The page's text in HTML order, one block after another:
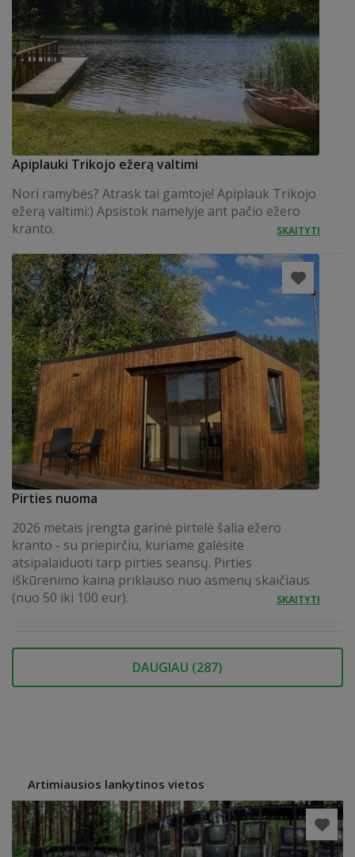
Apiplauki Trikojo ežerą valtimi
Nori ramybės? Atrask tai gamtoje! Apiplauk Trikojo
ežerą valtimi:) Apsistok namelyje ant pačio ežero
kranto.
SKAITYTI
Pirties nuoma
2026 metais įrengta garinė pirtelė šalia ežero
kranto - su priepirčiu, kuriame galėsite
atsipalaiduoti tarp pirties seansų. Pirties
iškūrenimo kaina priklauso nuo asmenų skaičiaus
(nuo 50 iki 100 eur).
SKAITYTI
DAUGIAU (287)
Artimiausios lankytinos vietos